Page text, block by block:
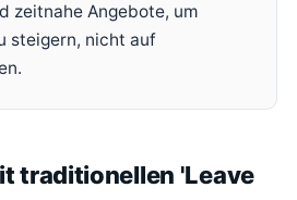
zeitnahe Angebote, um
steigern, nicht auf
traditionellen 'Leave